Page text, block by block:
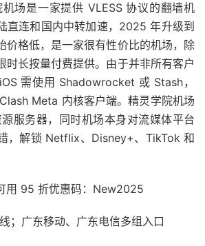
场是一家提供 VLESS 协议的翻墙机
直连和国内中转加速，2025 年升级到
价格低，是一家很有性价比的机场，除
时长按量付费提供。由于并非所有客户
需使用 Shadowrocket 或 Stash，
Meta 内核客户端。精灵学院机场
服务器，同时机场本身对流媒体平台
，解锁 Netflix、Disney+、TikTok 和
用 95 折优惠码：New2025
；广东移动、广东电信多组入口